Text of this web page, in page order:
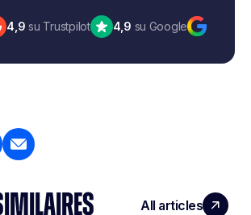
4,9 su Trustpilot 4,9 su Google
All articles